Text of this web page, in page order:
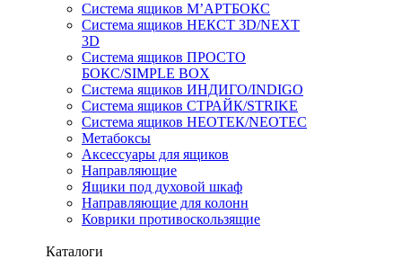
Система ящиков М’АРТБОКС
Система ящиков НЕКСТ 3D/NEXT
3D
Система ящиков ПРОСТО
БОКС/SIMPLE BOX
Система ящиков ИНДИГО/INDIGO
Система ящиков СТРАЙК/STRIKE
Система ящиков НЕОТЕК/NEOTEC
Метабоксы
Аксессуары для ящиков
Направляющие
Ящики под духовой шкаф
Направляющие для колонн
Коврики противоскользящие
Каталоги